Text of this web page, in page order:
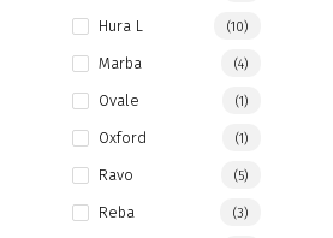
Hura L (10)
Marba (4)
Ovale (1)
Oxford (1)
Ravo (5)
Reba (3)